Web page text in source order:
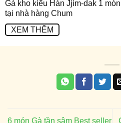
Gà kho kiểu Hàn Jjim-dak 1
tại nhà hàng Chum
XEM THÊM
6 món Gà tần sâm Best seller